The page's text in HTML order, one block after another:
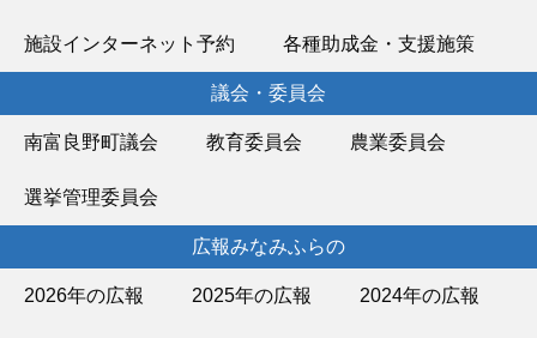
施設インターネット予約 各種助成金・支援施策
議会・委員会
南富良野町議会 教育委員会 農業委員会
選挙管理委員会
広報みなみふらの
2026年の広報 2025年の広報 2024年の広報